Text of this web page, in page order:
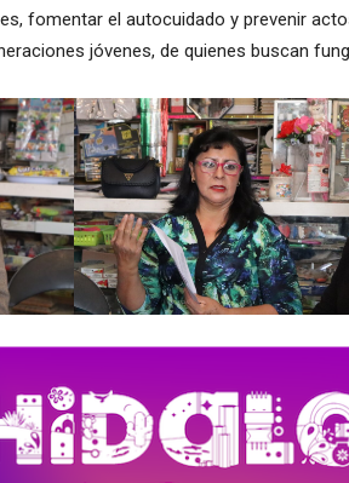
fomentar el autocuidado y prevenir
jóvenes, de quienes buscan